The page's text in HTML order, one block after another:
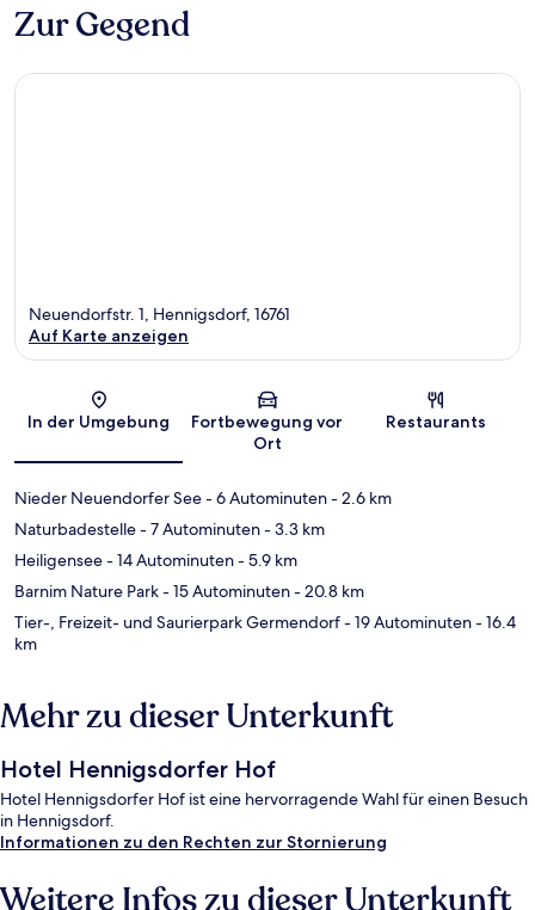
Zur Gegend
Karte
Neuendorfstr. 1, Hennigsdorf, 16761
Auf Karte anzeigen
In der Umgebung
Fortbewegung vor
Ort
Restaurants
Nieder Neuendorfer See- 6 Autominuten- 2.6 km
Naturbadestelle- 7 Autominuten- 3.3 km
Heiligensee- 14 Autominuten- 5.9 km
Barnim Nature Park- 15 Autominuten- 20.8 km
Tier-, Freizeit- und Saurierpark Germendorf- 19 Autominuten- 16.4
km
Mehr zu dieser Unterkunft
Hotel Hennigsdorfer Hof
Hotel Hennigsdorfer Hof ist eine hervorragende Wahl für einen Besuch
in Hennigsdorf.
Informationen zu den Rechten zur Stornierung
Weitere Infos zu dieser Unterkunft